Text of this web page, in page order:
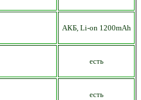
АКБ, Li-on1200mAh
есть
есть